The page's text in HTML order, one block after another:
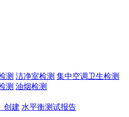
测 洁净室检测 集中空调卫生检测
测 油烟检测
创建 水平衡测试报告